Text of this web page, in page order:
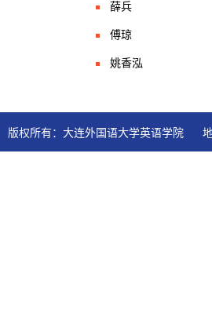
薛兵
傅琼
姚香泓
版权所有：大连外国语大学英语学院